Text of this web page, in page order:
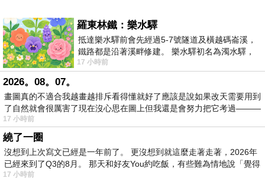
羅東林鐵：樂水驛
抵達樂水驛前會先經過5-7號隧道及橫越碼崙溪，
鐵路都是沿著溪畔修建。 樂水驛初名為濁水驛，
但因與臺鐵集集線車站同名，於1953
17 小時前
2026。08。07。
畫圖真的不適合我越畫越排斥看得懂就好了應該是說如果改天需要用到
了自然就會很厲害了現在沒心思在圖上但我還是會努力把它考過———
17 小時前
繞了一圈
沒想到上次寫文已經是一年前了。 更沒想到就這麼走著走著，2026年
已經來到了Q3的8月。 那天和好友You約吃飯，有些難為情地說「覺得
17 小時前